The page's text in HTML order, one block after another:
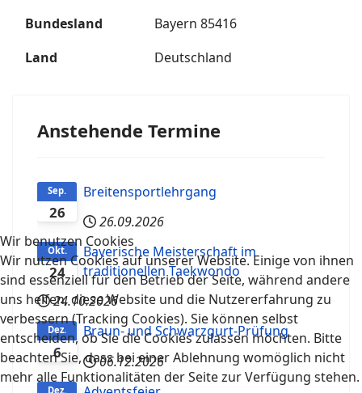
Bundesland
Bayern 85416
Land
Deutschland
Anstehende Termine
26
Sep.
Breitensportlehrgang
26.09.2026
24
Okt.
Bayerische Meisterschaft im
traditionellen Taekwondo
24.10.2026
6
Dez.
Braun- und Schwarzgurt-Prüfung
06.12.2026
Dez.
Wir benutzen Cookies
Wir nutzen Cookies auf unserer Website. Einige von ihnen
sind essenziell für den Betrieb der Seite, während andere
uns helfen, diese Website und die Nutzererfahrung zu
verbessern (Tracking Cookies). Sie können selbst
entscheiden, ob Sie die Cookies zulassen möchten. Bitte
beachten Sie, dass bei einer Ablehnung womöglich nicht
mehr alle Funktionalitäten der Seite zur Verfügung stehen.